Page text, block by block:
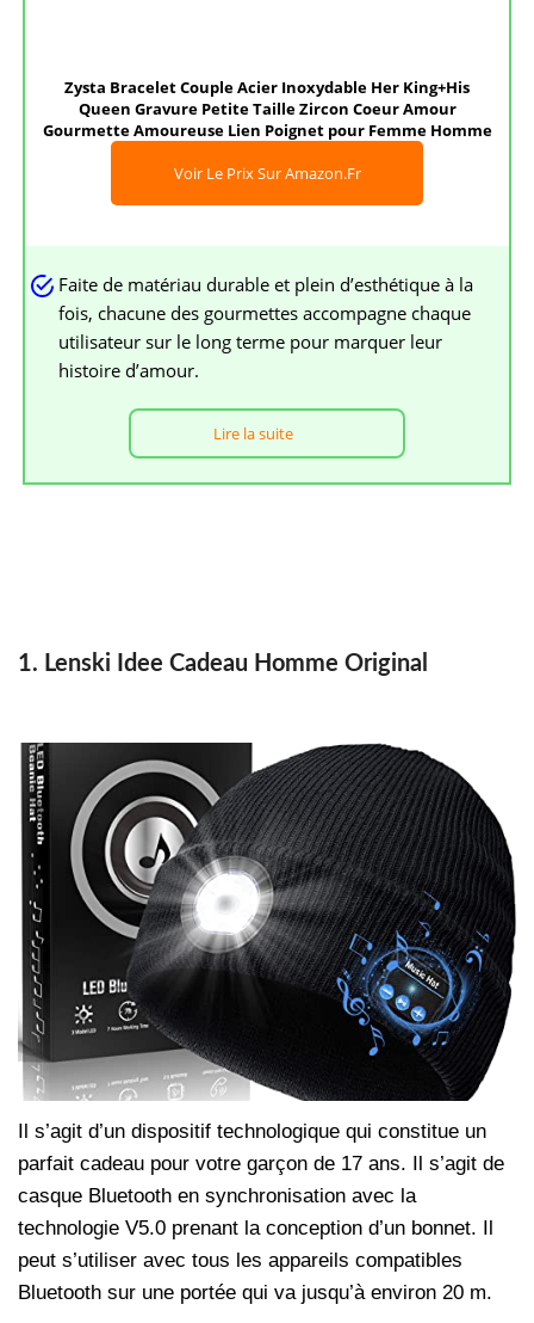
Zysta Bracelet Couple Acier Inoxydable Her King+His
Queen Gravure Petite Taille Zircon Coeur Amour
Gourmette Amoureuse Lien Poignet pour Femme Homme
Voir Le Prix Sur Amazon.fr
Faite de matériau durable et plein d’esthétique à la
fois, chacune des gourmettes accompagne chaque
utilisateur sur le long terme pour marquer leur
histoire d’amour.
Lire la suite
1. Lenski Idee Cadeau Homme Original
Il s’agit d’un dispositif technologique qui constitue un
parfait cadeau pour votre garçon de 17 ans. Il s’agit de
casque Bluetooth en synchronisation avec la
technologie V5.0 prenant la conception d’un bonnet. Il
peut s’utiliser avec tous les appareils compatibles
Bluetooth sur une portée qui va jusqu’à environ 20 m.